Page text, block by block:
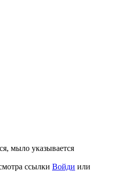
мыло указывается
ссылки Войди или